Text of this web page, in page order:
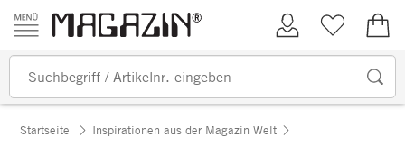
Zum Inhalt springen
Kundenkonto
Merkliste
Startseite
Inspirationen aus der Magazin Welt